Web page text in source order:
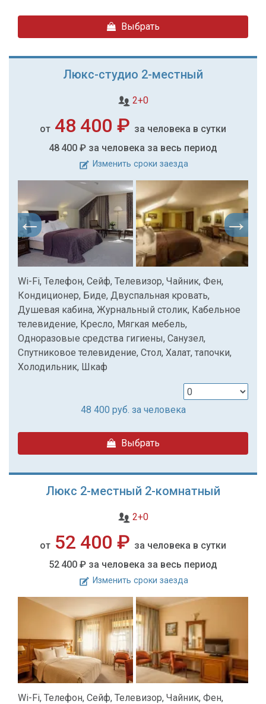
Выбрать
Люкс-студио 2-местный
2+0
от 48 400 ₽ за человека в сутки
48 400 ₽ за человека за весь период
Изменить сроки заезда
Wi-Fi, Телефон, Сейф, Телевизор, Чайник, Фен,
Кондиционер, Биде, Двуспальная кровать,
Душевая кабина, Журнальный столик, Кабельное
телевидение, Кресло, Мягкая мебель,
Одноразовые средства гигиены, Санузел,
Спутниковое телевидение, Стол, Халат, тапочки,
Холодильник, Шкаф
48 400 руб. за человека
Выбрать
Люкс 2-местный 2-комнатный
2+0
от 52 400 ₽ за человека в сутки
52 400 ₽ за человека за весь период
Изменить сроки заезда
Wi-Fi, Телефон, Сейф, Телевизор, Чайник, Фен,